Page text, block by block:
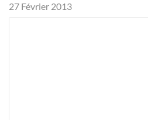
27 Février 2013